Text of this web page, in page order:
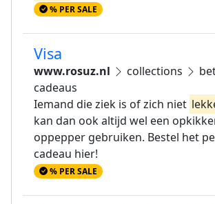
% PER SALE
Visa
www.rosuz.nl collections
cadeaus
Iemand die ziek is of zich niet
kan dan ook altijd wel een
oppepper gebruiken. Bestel het
cadeau hier!
% PER SALE